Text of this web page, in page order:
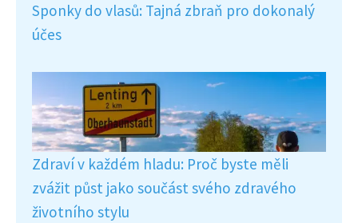
Sponky do vlasů: Tajná zbraň pro dokonalý
účes
Zdraví v každém hladu: Proč byste měli
zvážit půst jako součást svého zdravého
životního stylu